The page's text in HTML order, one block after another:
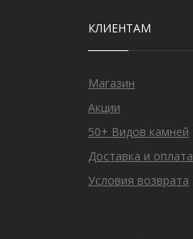
КЛИЕНТАМ
Магазин
Акции
50+ Видов камней
Доставка и оплата
Условия возврата